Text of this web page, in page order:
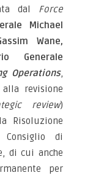
dal Force
Michael
Wane,
Generale
Operations,
revisione
review)
Risoluzione
Consiglio di
di cui anche
per